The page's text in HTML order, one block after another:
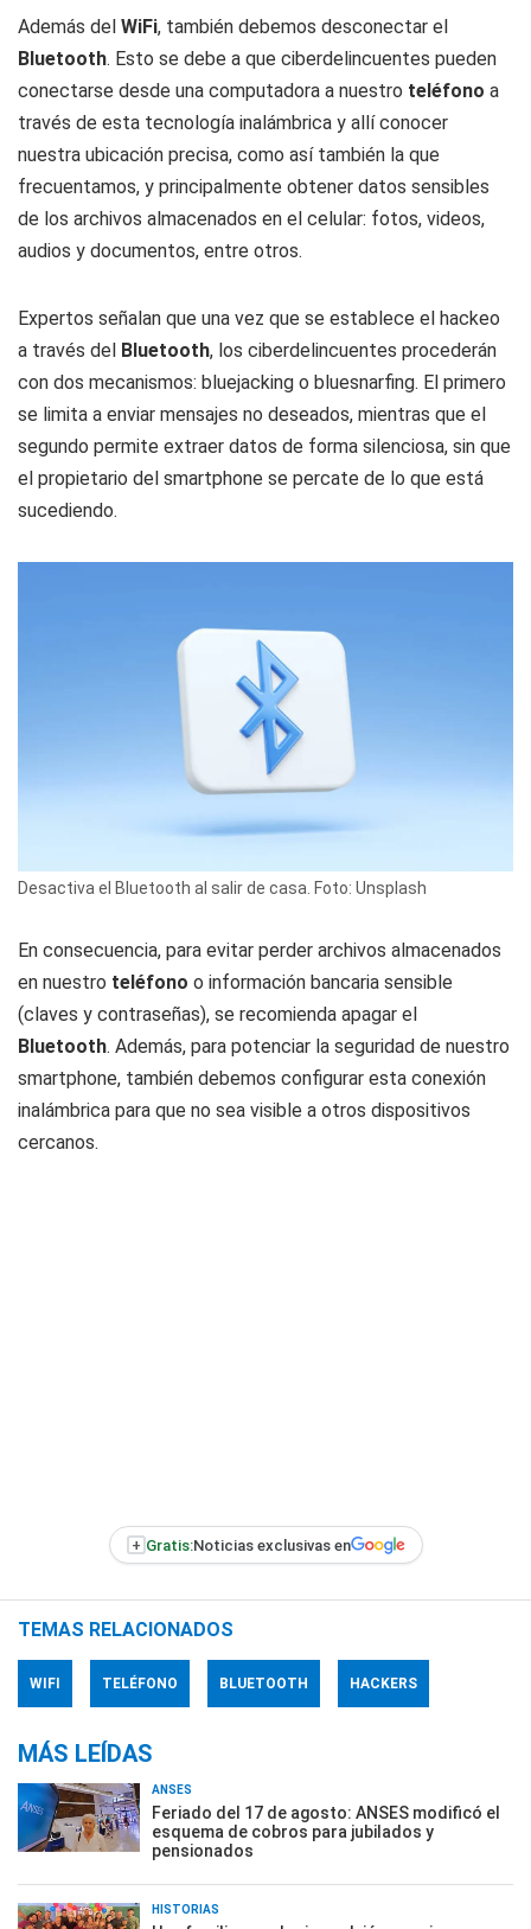
Además del WiFi, también debemos desconectar el
Bluetooth. Esto se debe a que ciberdelincuentes pueden
conectarse desde una computadora a nuestro teléfono a
través de esta tecnología inalámbrica y allí conocer
nuestra ubicación precisa, como así también la que
frecuentamos, y principalmente obtener datos sensibles
de los archivos almacenados en el celular: fotos, videos,
audios y documentos, entre otros.
Expertos señalan que una vez que se establece el hackeo
a través del Bluetooth, los ciberdelincuentes procederán
con dos mecanismos: bluejacking o bluesnarfing. El primero
se limita a enviar mensajes no deseados, mientras que el
segundo permite extraer datos de forma silenciosa, sin que
el propietario del smartphone se percate de lo que está
sucediendo.
Desactiva el Bluetooth al salir de casa. Foto: Unsplash
En consecuencia, para evitar perder archivos almacenados
en nuestro teléfono o información bancaria sensible
(claves y contraseñas), se recomienda apagar el
Bluetooth. Además, para potenciar la seguridad de nuestro
smartphone, también debemos configurar esta conexión
inalámbrica para que no sea visible a otros dispositivos
cercanos.
+ Gratis:Noticias exclusivas en
TEMAS RELACIONADOS
WIFI TELÉFONO BLUETOOTH HACKERS
MÁS LEÍDAS
ANSES
Feriado del 17 de agosto: ANSES modificó el
esquema de cobros para jubilados y
pensionados
HISTORIAS